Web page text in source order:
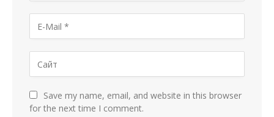
Save my name, email, and website in this browser
for the next time I comment.